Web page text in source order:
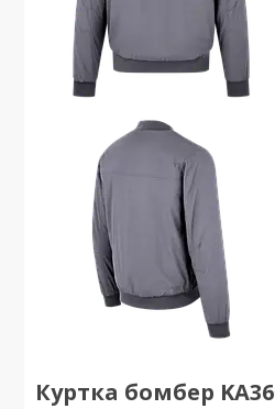
Куртка бомбер